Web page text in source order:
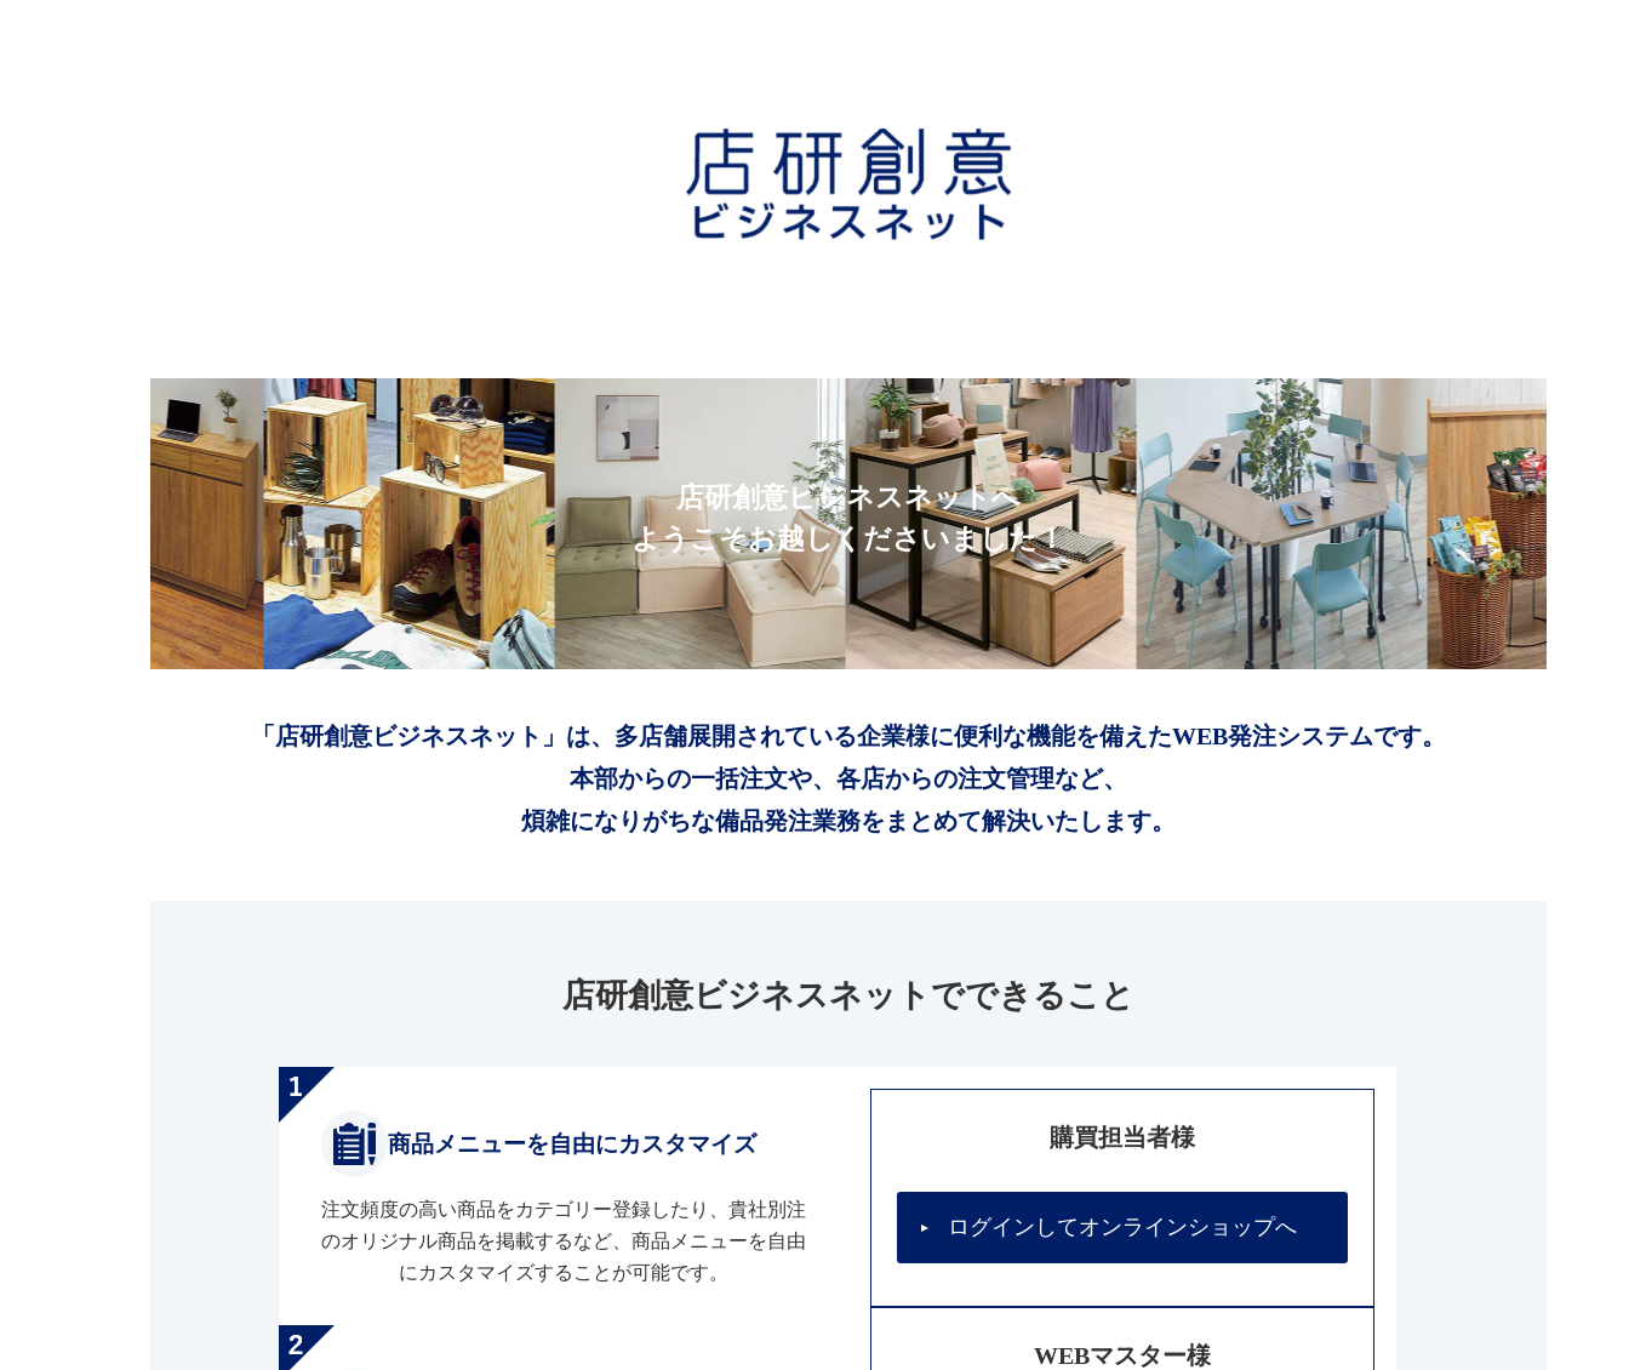
店研創意ビジネスネットへ
ようこそお越しくださいました！
「店研創意ビジネスネット」は、多店舗展開されている企業様に便利な機能を備えたWEB発注システムです。
本部からの一括注文や、各店からの注文管理など、
煩雑になりがちな備品発注業務をまとめて解決いたします。
店研創意ビジネスネットでできること
商品メニューを自由にカスタマイズ
注文頻度の高い商品をカテゴリー登録したり、貴社別注
のオリジナル商品を掲載するなど、商品メニューを自由
にカスタマイズすることが可能です。
購買担当者様
ログインしてオンラインショップへ
WEBマスター様